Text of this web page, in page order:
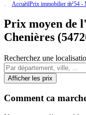
AccueilPrix immobilier m²54 -
Prix moyen de
Chenières
Recherchez une
Afficher les prix
Comment ca